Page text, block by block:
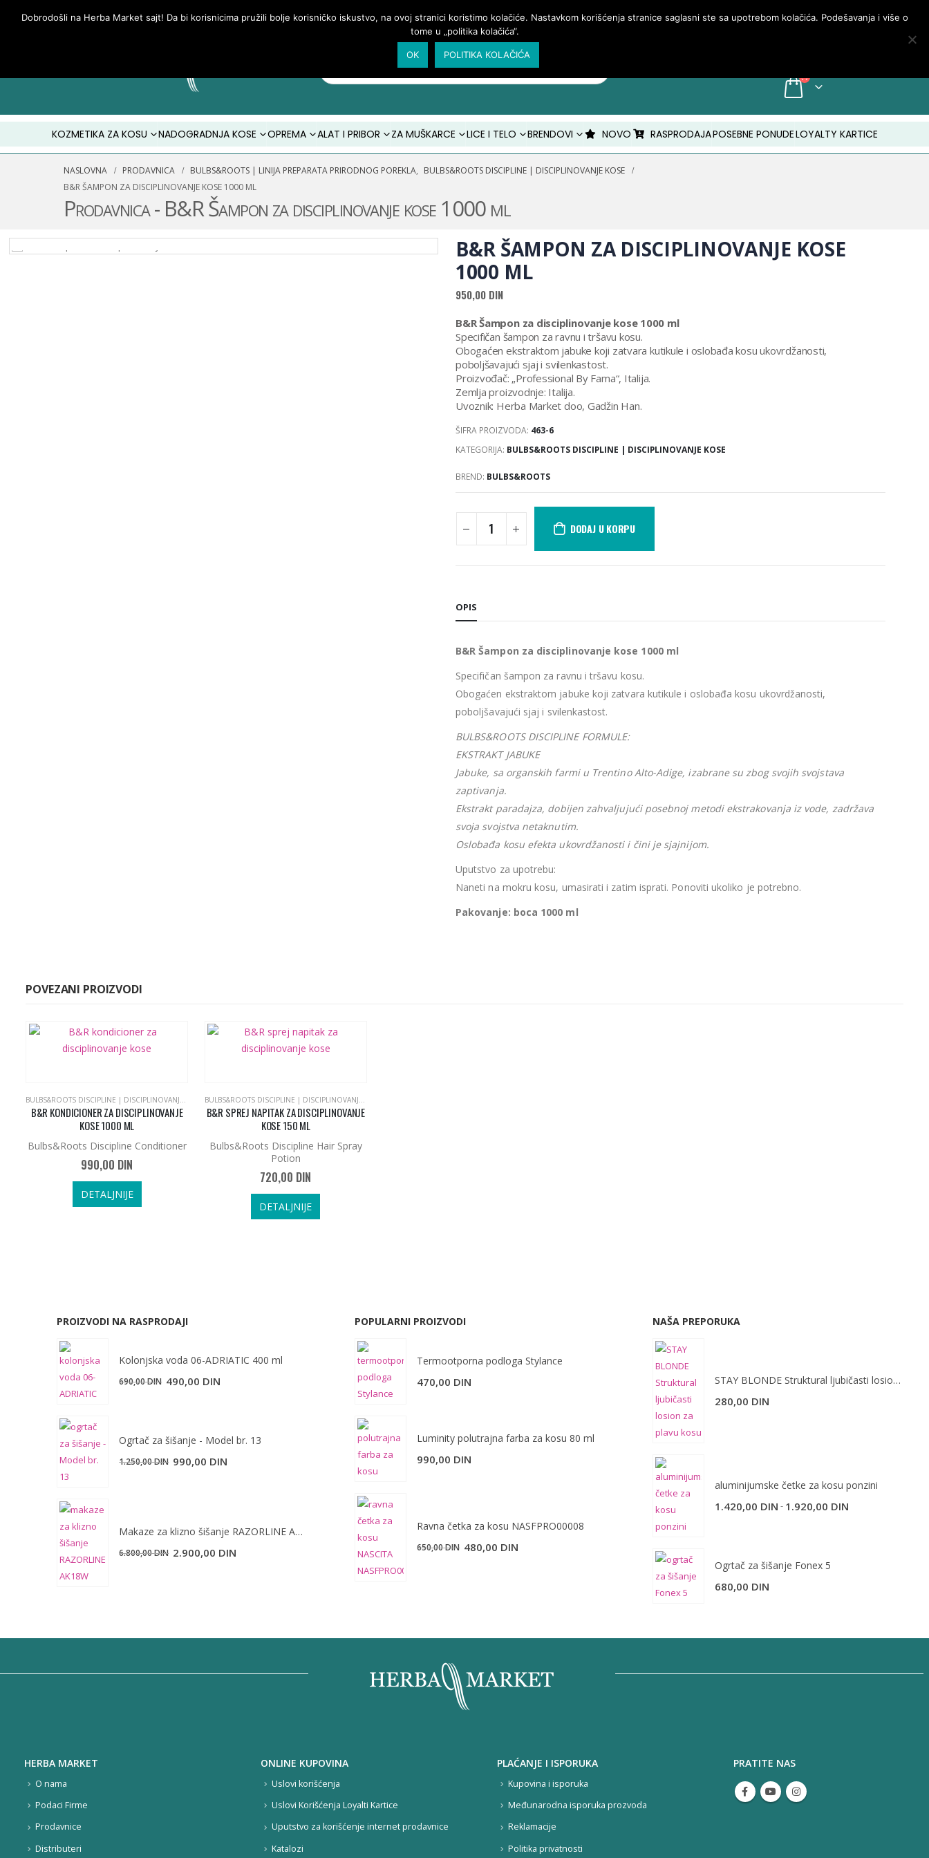
PRIJAVA/MOJ NALOG
KOZMETIKA ZA KOSU NADOGRADNJA KOSE OPREMA ALAT I PRIBOR ZA MUŠKARCE LICE I TELO BRENDOVI NOVO RASPRODAJAPOSEBNE PONUDELOYALTY KARTICE
NASLOVNA PRODAVNICA BULBS&ROOTS | LINIJA PREPARATA PRIRODNOG POREKLA, BULBS&ROOTS DISCIPLINE | DISCIPLINOVANJE KOSE
B&R ŠAMPON ZA DISCIPLINOVANJE KOSE 1000 ML
Prodavnica - B&R Šampon za disciplinovanje kose 1000 ml
B&R ŠAMPON ZA DISCIPLINOVANJE KOSE
1000 ML
950,00 DIN
B&R Šampon za disciplinovanje kose 1000 ml
Specifičan šampon za ravnu i tršavu kosu.
Obogaćen ekstraktom jabuke koji zatvara kutikule i oslobađa kosu ukovrdžanosti,
poboljšavajući sjaj i svilenkastost.
Proizvođač: „Professional By Fama“, Italija.
Zemlja proizvodnje: Italija.
Uvoznik: Herba Market doo, Gadžin Han.
ŠIFRA PROIZVODA: 463-6
KATEGORIJA: BULBS&ROOTS DISCIPLINE | DISCIPLINOVANJE KOSE
BREND: BULBS&ROOTS
DODAJ U KORPU
OPIS
B&R Šampon za disciplinovanje kose 1000 ml
Specifičan šampon za ravnu i tršavu kosu.
Obogaćen ekstraktom jabuke koji zatvara kutikule i oslobađa kosu ukovrdžanosti,
poboljšavajući sjaj i svilenkastost.
BULBS&ROOTS DISCIPLINE FORMULE:
EKSTRAKT JABUKE
Jabuke, sa organskih farmi u Trentino Alto-Adige, izabrane su zbog svojih svojstava
zaptivanja.
Ekstrakt paradajza, dobijen zahvaljujući posebnoj metodi ekstrakovanja iz vode, zadržava
svoja svojstva netaknutim.
Oslobađa kosu efekta ukovrdžanosti i čini je sjajnijom.
Uputstvo za upotrebu:
Naneti na mokru kosu, umasirati i zatim isprati. Ponoviti ukoliko je potrebno.
Pakovanje: boca 1000 ml
POVEZANI PROIZVODI
BULBS&ROOTS DISCIPLINE | DISCIPLINOVANJE KOSE
B&R KONDICIONER ZA DISCIPLINOVANJE
KOSE 1000 ML
Bulbs&Roots Discipline Conditioner
990,00 DIN
DETALJNIJE
BULBS&ROOTS DISCIPLINE | DISCIPLINOVANJE KOSE
B&R SPREJ NAPITAK ZA DISCIPLINOVANJE
KOSE 150 ML
Bulbs&Roots Discipline Hair Spray
Potion
720,00 DIN
DETALJNIJE
PROIZVODI NA RASPRODAJI
Kolonjska voda 06-ADRIATIC 400 ml
690,00DIN Originalna
690,00 DIN.
490,00 DIN
Ogrtač za šišanje - Model br. 13
1.250,00DIN 990,00 DIN
Makaze za klizno šišanje RAZORLINE AK18W
6.800,00DIN Originalna
2.900,00 DIN
POPULARNI PROIZVODI
Termootporna podloga Stylance
470,00 DIN
Luminity polutrajna farba za kosu 80 ml
990,00 DIN
Ravna četka za kosu NASFPRO00008
650,00DIN Originalna
480,00 DIN
NAŠA PREPORUKA
STAY BLONDE Struktural ljubičasti losion za plavu kosu 10 ml
280,00 DIN
aluminijumske četke za kosu ponzini
1.420,00 DIN - 1.920,00 DIN
Ogrtač za šišanje Fonex 5
680,00 DIN
HERBA MARKET
O nama
Podaci Firme
Prodavnice
Distributeri
ONLINE KUPOVINA
Uslovi korišćenja
Uslovi Korišćenja Loyalti Kartice
Uputstvo za korišćenje internet prodavnice
Katalozi
PLAĆANJE I ISPORUKA
Kupovina i isporuka
Međunarodna isporuka prozvoda
Reklamacije
Politika privatnosti
PRATITE NAS
Dobrodošli na Herba Market sajt! Da bi korisnicima pružili bolje korisničko iskustvo, na ovoj stranici koristimo kolačiće. Nastavkom korišćenja stranice saglasni ste sa upotrebom kolačića. Podešavanja i više o
tome u „politika kolačića“.
OK POLITIKA KOLAČIĆA